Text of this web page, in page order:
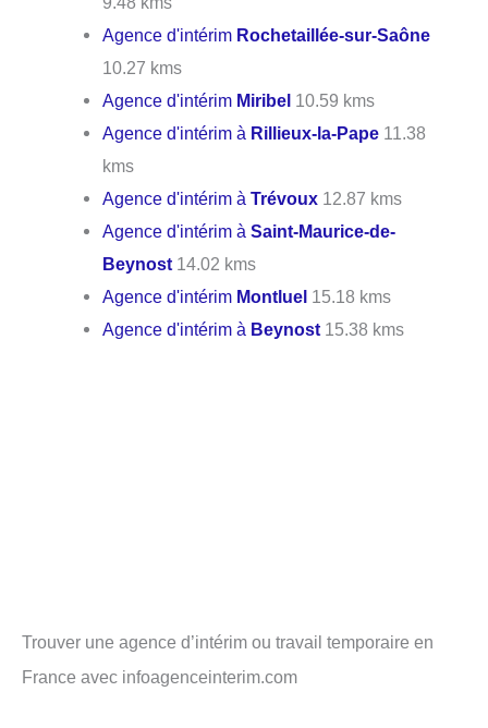
Agence d'intérim Rochetaillée-sur-Saône
10.27 kms
Agence d'intérim Miribel 10.59 kms
Agence d'intérim à Rillieux-la-Pape 11.38
kms
Agence d'intérim àTrévoux 12.87 kms
Agence d'intérim àSaint-Maurice-de-
Beynost 14.02 kms
Agence d'intérim Montluel 15.18 kms
Agence d'intérim à Beynost 15.38 kms
Trouver une agence d’intérim ou travail temporaire en
France avec infoagenceinterim.com